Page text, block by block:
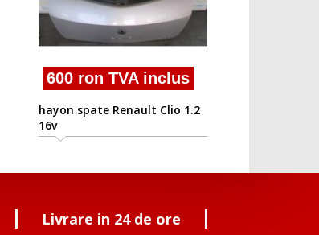
600 ron TVA inclus
hayon spate Renault Clio 1.2
16v
Livrare in 24 de ore